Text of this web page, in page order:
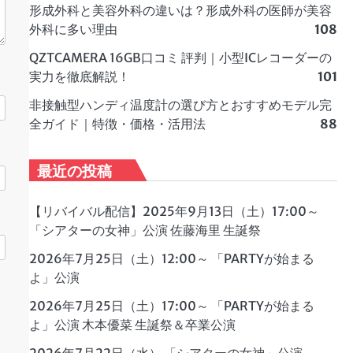
形成外科と美容外科の違いは？形成外科の医師が美容
外科に多い理由
108
QZTCAMERA 16GB口コミ 評判｜小型ICレコーダーの
実力を徹底解説！
101
非接触型ハンディ温度計の選び方とおすすめモデル完
全ガイド｜特徴・価格・活用法
88
最近の投稿
【リバイバル配信】2025年9月13日（土）17:00～
「シアターの女神」公演 佐藤海里 生誕祭
2026年7月25日（土）12:00～ 「PARTYが始まる
よ」公演
2026年7月25日（土）17:00～ 「PARTYが始まる
よ」公演 木本優菜 生誕祭＆卒業公演